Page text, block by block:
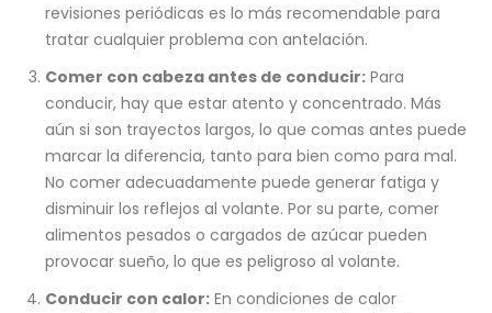
revisiones periódicas es lo más recomendable para
tratar cualquier problema con antelación.
Comer con cabeza antes de conducir:Para
conducir, hay que estar atento y concentrado. Más
aún si son trayectos largos, lo que comas antes puede
marcar la diferencia, tanto para bien como para mal.
No comer adecuadamente puede generar fatiga y
disminuir los reflejos al volante. Por su parte, comer
alimentos pesados o cargados de azúcar pueden
provocar sueño, lo que es peligroso al volante.
Conducir con calor:En condiciones de calor